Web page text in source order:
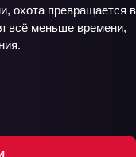
охота превращается в
всё меньше времени,